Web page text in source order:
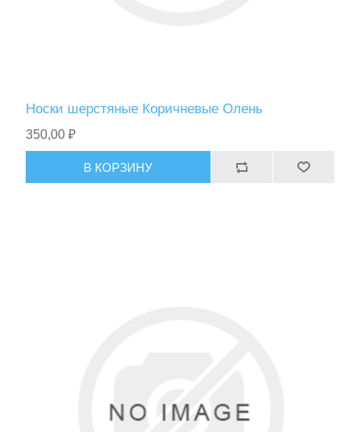
Носки шерстяные Коричневые Олень
350,00 ₽
В КОРЗИНУ